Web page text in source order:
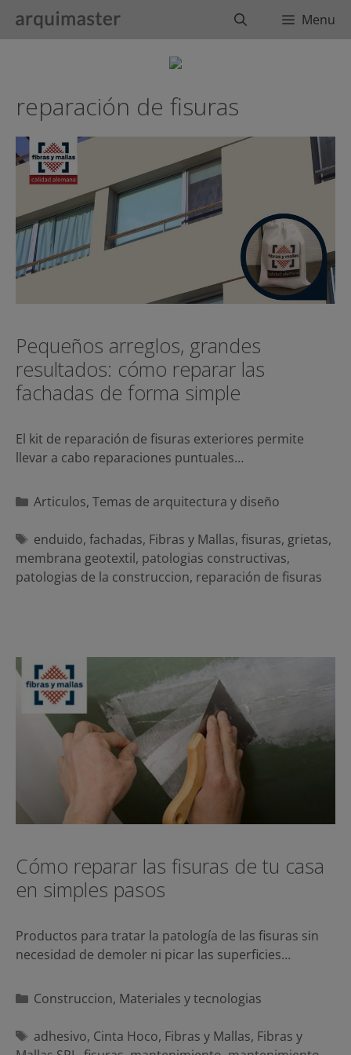
BuscarMenu
reparación de fisuras
Pequeños arreglos, grandes
resultados: cómo reparar las
fachadas de forma simple
El kit de reparación de fisuras exteriores permite
llevar a cabo reparaciones puntuales…
Categorías
Articulos, Temas de arquitectura y diseño
Etiquetas
enduido, fachadas, Fibras y Mallas, fisuras, grietas,
membrana geotextil, patologias constructivas,
patologias de la construccion, reparación de fisuras
Cómo reparar las fisuras de tu casa
en simples pasos
Productos para tratar la patología de las fisuras sin
necesidad de demoler ni picar las superficies…
Categorías
Construccion, Materiales y tecnologias
Etiquetas
adhesivo, Cinta Hoco, Fibras y Mallas, Fibras y